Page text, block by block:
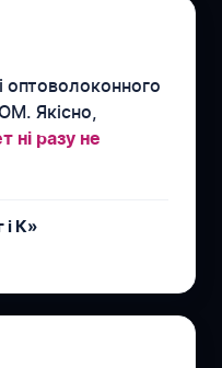
оптоволоконного
Якісно,
ні разу не
і К»